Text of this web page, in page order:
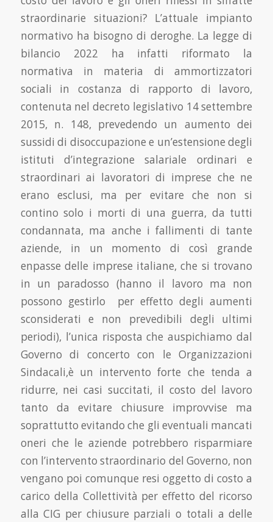
straordinarie situazioni? L’attuale impianto
normativo ha bisogno di deroghe. La legge di
bilancio 2022 ha infatti riformato la
normativa in materia di ammortizzatori
sociali in costanza di rapporto di lavoro,
contenuta nel decreto legislativo 14 settembre
2015, n. 148, prevedendo un aumento dei
sussidi di disoccupazione e un’estensione degli
istituti d’integrazione salariale ordinari e
straordinari ai lavoratori di imprese che ne
erano esclusi, ma per evitare che non si
contino solo i morti di una guerra, da tutti
condannata, ma anche i fallimenti di tante
aziende, in un momento di così grande
enpasse delle imprese italiane, che si trovano
in un paradosso (hanno il lavoro ma non
possono gestirlo per effetto degli aumenti
sconsiderati e non prevedibili degli ultimi
periodi), l’unica risposta che auspichiamo dal
Governo di concerto con le Organizzazioni
Sindacali,è un intervento forte che tenda a
ridurre, nei casi succitati, il costo del lavoro
tanto da evitare chiusure improvvise ma
soprattutto evitando che gli eventuali mancati
oneri che le aziende potrebbero risparmiare
con l’intervento straordinario del Governo, non
vengano poi comunque resi oggetto di costo a
carico della Collettività per effetto del ricorso
alla CIG per chiusure parziali o totali a delle